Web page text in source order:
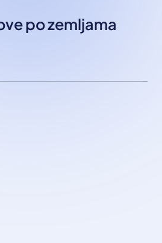
po zemljama